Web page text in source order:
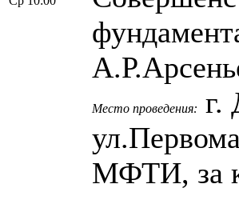
Место проведения:
г.
МФТИ, за